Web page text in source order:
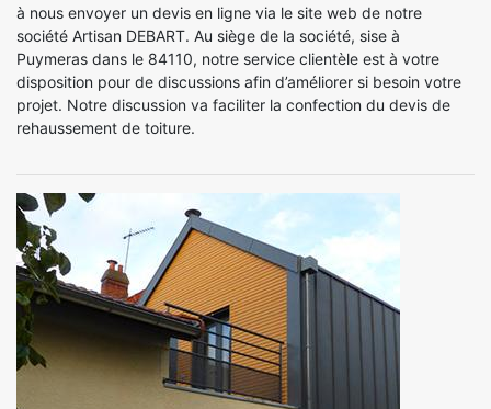
à nous envoyer un devis en ligne via le site web de notre
société Artisan DEBART. Au siège de la société, sise à
Puymeras dans le 84110, notre service clientèle est à votre
disposition pour de discussions afin d’améliorer si besoin votre
projet. Notre discussion va faciliter la confection du devis de
rehaussement de toiture.